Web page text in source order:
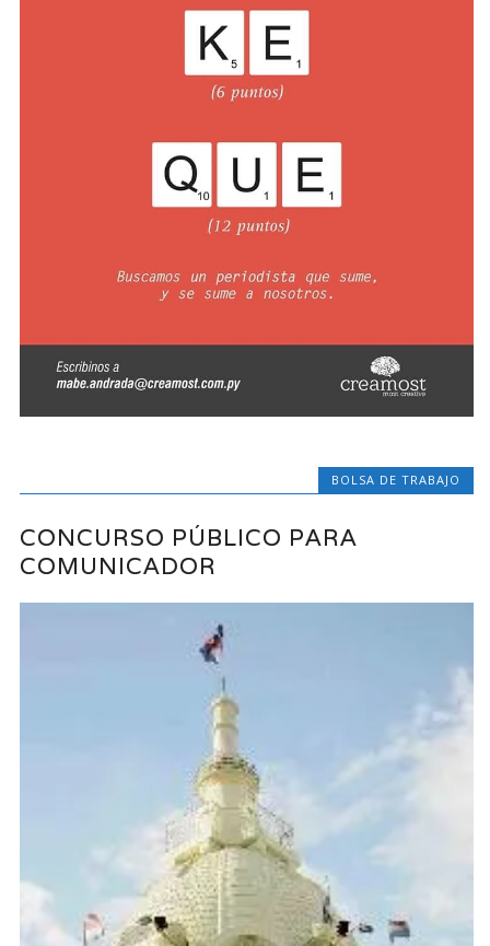
BOLSA DE TRABAJO
CONCURSO PÚBLICO PARA
COMUNICADOR